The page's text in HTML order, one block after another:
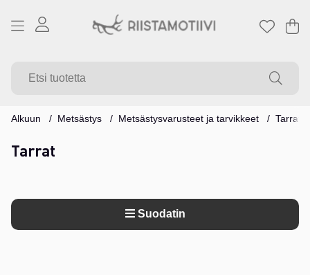
.
Alkuun Metsästys Metsästysvarusteet ja tarvikkeet Tarrat
Tarrat
Suodatin